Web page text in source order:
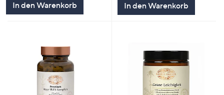
In den Warenkorb In den Warenkorb